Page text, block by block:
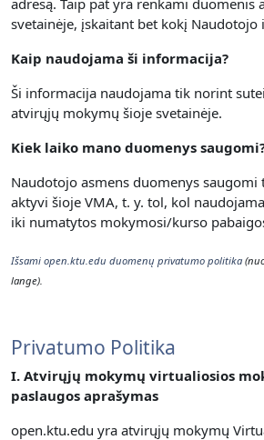
adresą. Taip pat yra renkami duomenis
svetainėje, įskaitant bet kokį Naudotojo
Kaip naudojama ši informacija?
Ši informacija naudojama tik norint
atvirųjų mokymų šioje svetainėje.
Kiek laiko mano duomenys
Naudotojo asmens duomenys saugomi
aktyvi šioje VMA, t. y. tol, kol
iki numatytos mokymosi/kurso
Išsami open.ktu.edu duomenų privatumo politika
lange).
Privatumo Politika
I. Atvirųjų mokymų virtualiosios
paslaugos aprašymas
open.ktu.edu yra atvirųjų mokymų